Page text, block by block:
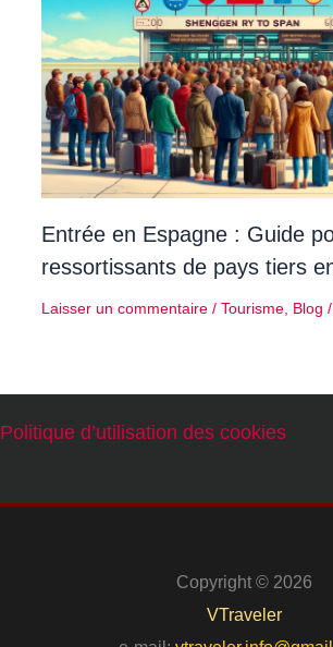
Entrée en Espagne : Guide
ressortissants de pays tiers
Laisser un commentaire / Tourisme, Blog
Politique d’utilisation des cookies
Copyright © 2026
VTraveler